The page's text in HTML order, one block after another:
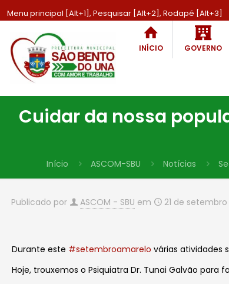
Menu principal [Alt+1], Pesquisar [Alt+2], Rodapé [Alt+3]
INÍCIO GOVERNO
Cuidar da nossa
Início ASCOM-SBU Notícias
Publicado por ASCOM - SBU em 21 de setembro
Durante este #setembroamarelo várias atividades
Hoje, trouxemos o Psiquiatra Dr. Tunai Galvão para